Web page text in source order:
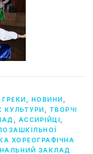
ГРЕКИ , НОВИНИ ,
КУЛЬТУРИ , ТВОРЧІ
, АССИРІЙЦІ,
ХОРЕОГРАФІЧНА
ЗАКЛАД